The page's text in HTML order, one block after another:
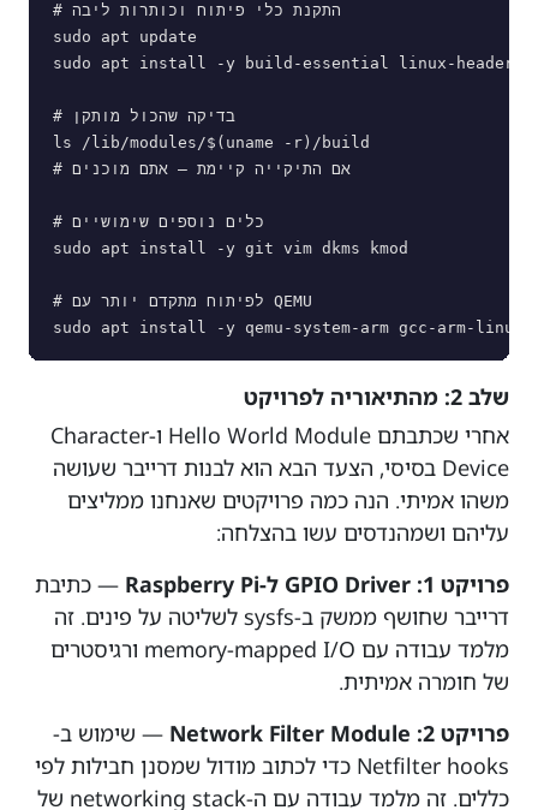
# התקנת כלי פיתוח וכותרות ליבה
sudo apt update
sudo apt install -y build-essential linux-headers-
# בדיקה שהכול מותקן
ls /lib/modules/$(uname -r)/build
# אם התיקייה קיימת — אתם מוכנים
# כלים נוספים שימושיים
sudo apt install -y git vim dkms kmod
# לפיתוח מתקדם יותר עם QEMU
שלב 2: מהתיאוריה לפרויקט
אחרי שכתבתם Hello World Module ו-Character
Device בסיסי, הצעד הבא הוא לבנות דרייבר שעושה
משהו אמיתי. הנה כמה פרויקטים שאנחנו ממליצים
עליהם ושמהנדסים עשו בהצלחה:
פרויקט 1: GPIO Driver ל-Raspberry Pi
— כתיבת
דרייבר שחושף ממשק ב-sysfs לשליטה על פינים. זה
מלמד עבודה עם memory-mapped I/O ורגיסטרים
של חומרה אמיתית.
פרויקט 2: Network Filter Module
— שימוש ב-
Netfilter hooks כדי לכתוב מודול שמסנן חבילות לפי
כללים. זה מלמד עבודה עם ה-networking stack של